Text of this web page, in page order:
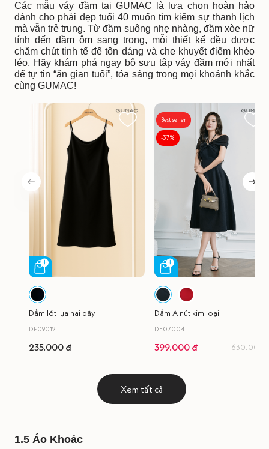
Các mẫu váy đầm tại GUMAC là lựa chọn hoàn hảo
dành cho phái đẹp tuổi 40 muốn tìm kiếm sự thanh lịch
mà vẫn trẻ trung. Từ đầm suông nhẹ nhàng, đầm xòe nữ
tính đến đầm ôm sang trọng, mỗi thiết kế đều được
chăm chút tinh tế để tôn dáng và che khuyết điểm khéo
léo. Hãy khám phá ngay bộ sưu tập váy đầm mới nhất
để tự tin “ăn gian tuổi”, tỏa sáng trong mọi khoảnh khắc
cùng GUMAC!
Đầm lót lụa hai dây
DF09012
235.000 đ
Best seller
-37%
Đầm A nút kim loại
DE07004
399.000 đ 630.000
Xem tất cả
1.5 Áo Khoác